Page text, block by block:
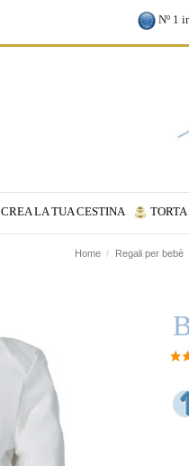
Nº 1
CREA LA TUA CESTINA
Home Regali per bebè